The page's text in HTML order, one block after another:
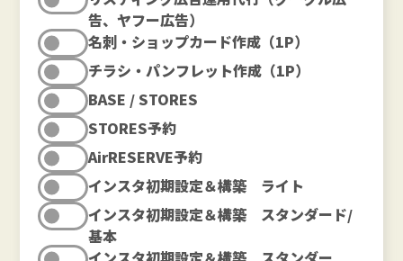
告、ヤフー広告）
名刺・ショップカード作成（1P）
チラシ・パンフレット作成（1P）
BASE / STORES
STORES予約
AirRESERVE予約
インスタ初期設定＆構築 ライト
インスタ初期設定＆構築 スタンダード/
基本